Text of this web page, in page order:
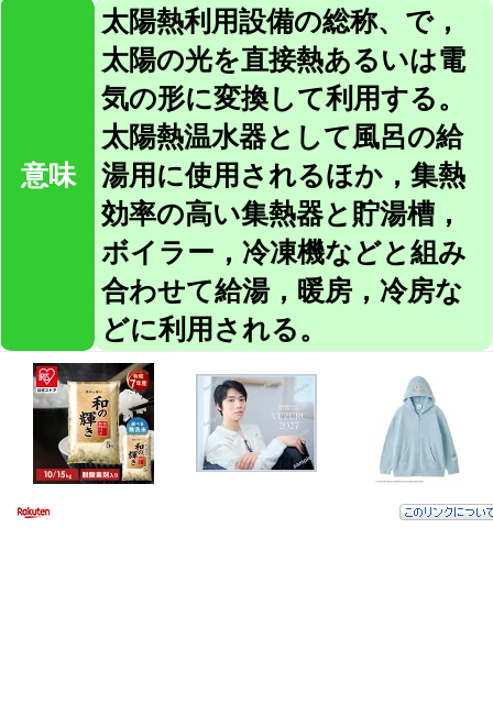
意味
太陽熱利用設備の総称、で，
太陽の光を直接熱あるいは電
気の形に変換して利用する。
太陽熱温水器として風呂の給
湯用に使用されるほか，集熱
効率の高い集熱器と貯湯槽，
ボイラー，冷凍機などと組み
合わせて給湯，暖房，冷房な
どに利用される。